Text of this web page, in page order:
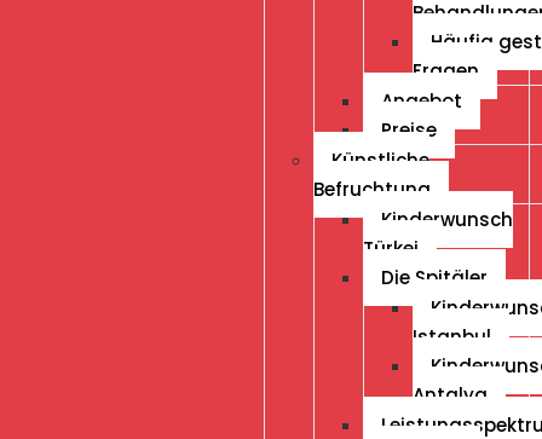
Häufig
Fragen
Angebot
Preise
Künstliche
Befruchtung
Kinderwunsch
Türkei
Die Spitäler
Istanbul
Antalya